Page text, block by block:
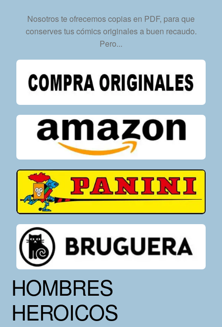
Descarga
Inmediata
Nosotros te ofrecemos copias en PDF, para que
conserves tus cómics originales a buen recaudo.
Pero...
HOMBRES
HEROICOS